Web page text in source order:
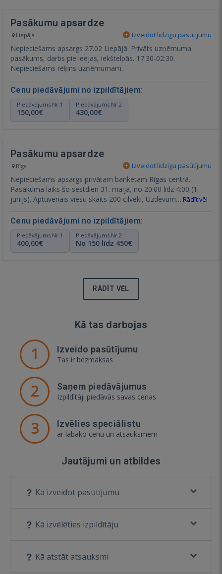
Pasākumu apsardze
Liepāja Izveidot līdzīgu pasūtījumu
Nepieciešams apsargs 27.02 Liepājā. Privāts uzņēmuma
pasākums, darbs pie ieejas, iekštelpās. 17:30-02:30.
Nepieciešams rēķins uzņēmumam.
Cenu piedāvājumi no izpildītājiem:
Piedāvājums Nr.1
150,00€
Piedāvājums Nr.2
430,00€
Pasākumu apsardze
Rīga Izveidot līdzīgu pasūtījumu
Nepieciešams apsargs privātam banketam Rīgas centrā.
Pasākuma laiks šo sestdien 31. maijā, no 20:00 līdz 4:00 (1.
jūnijs). Aptuvenais viesu skaits 200 cilvēki, Uzdevum… Rādīt vēl
Cenu piedāvājumi no izpildītājiem:
Piedāvājums Nr.1
400,00€
Piedāvājums Nr.2
No 150 līdz 450€
RĀDĪT VĒL
Kā tas darbojas
1 Izveido pasūtījumu
Tas ir bezmaksas
2 Saņem piedāvājumus
Izpildītāji piedāvās savas cenas
3 Izvēlies speciālistu
ar labāko cenu un atsauksmēm
Jautājumi un atbildes
Kā izveidot pasūtījumu
Kā izvēlēties izpildītāju
Kā atstāt atsauksmi